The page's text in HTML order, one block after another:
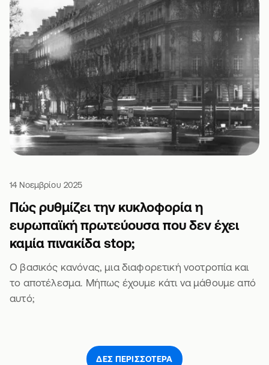
14 Νοεμβρίου 2025
Πώς ρυθμίζει την κυκλοφορία η
ευρωπαϊκή πρωτεύουσα που δεν έχει
καμία πινακίδα stop;
Ο βασικός κανόνας, μια διαφορετική νοοτροπία και
το αποτέλεσμα. Μήπως έχουμε κάτι να μάθουμε από
αυτό;
ΔΕΣ ΠΕΡΙΣΣΌΤΕΡΑ